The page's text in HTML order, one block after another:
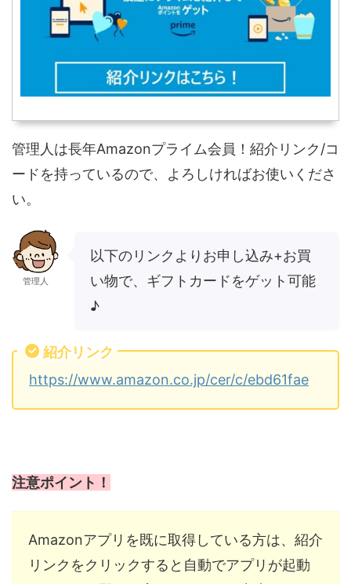
管理人は長年Amazonプライム会員！紹介リンク/コ
ードを持っているので、よろしければお使いくださ
い。
管理人
以下のリンクよりお申し込み+お買
い物で、ギフトカードをゲット可能
♪
紹介リンク
https://www.amazon.co.jp/cer/c/ebd61fae
注意ポイント！
Amazonアプリを既に取得している方は、紹介
リンクをクリックすると自動でアプリが起動